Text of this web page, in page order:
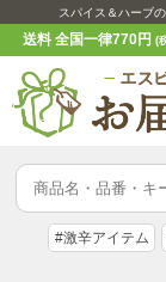
スパイス＆ハーブ
送料 全国一律770円(
#激辛アイテム